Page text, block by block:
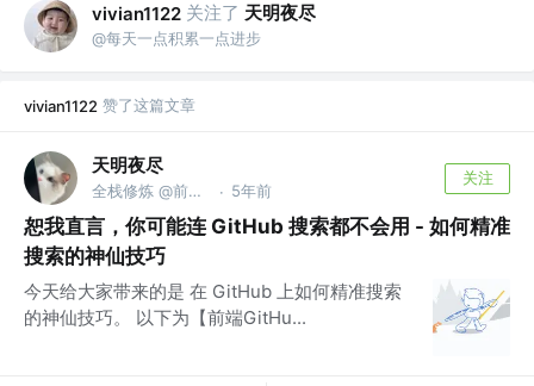
vivian1122 关注了 天明夜尽
@每天一点积累一点进步
vivian1122 赞了这篇文章
天明夜尽
全栈修炼 @前端GitHub · 5年前
关注
恕我直言，你可能连 GitHub 搜索都不会用 - 如何精准
搜索的神仙技巧
今天给大家带来的是 在 GitHub 上如何精准搜索
的神仙技巧。 以下为【前端GitHu...